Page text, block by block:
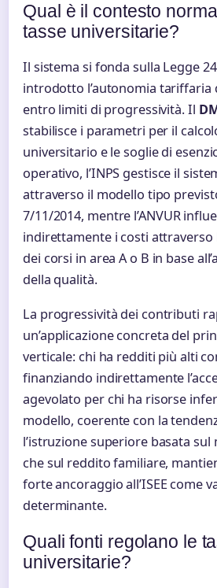
Qual è il contesto
tasse universitarie?
Il sistema si fonda sulla Legge
introdotto l’autonomia tariffaria
entro limiti di progressività. Il
stabilisce i parametri per il
universitario e le soglie di
operativo, l’INPS gestisce il
attraverso il modello tipo
7/11/2014, mentre l’ANVUR
indirettamente i costi attraverso
dei corsi in area A o B in base
della qualità.
La progressività dei contributi
un’applicazione concreta del
verticale: chi ha redditi più alti
finanziando indirettamente
agevolato per chi ha risorse
modello, coerente con la
l’istruzione superiore basata
che sul reddito familiare,
forte ancoraggio all’ISEE come
determinante.
Quali fonti regolano le
universitarie?